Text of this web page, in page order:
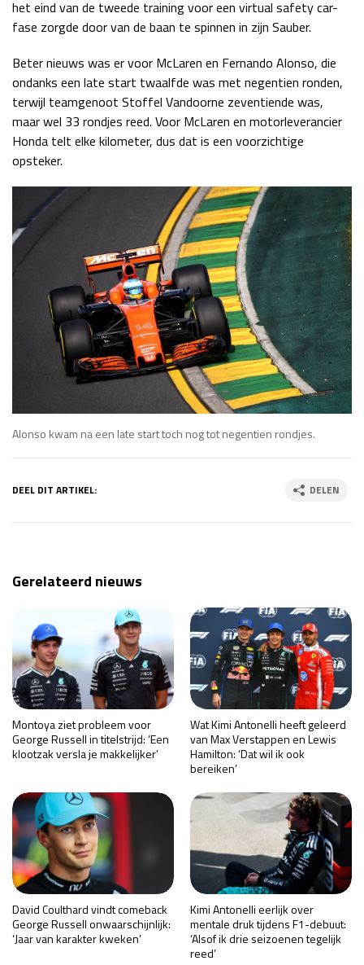
het eind van de tweede training voor een virtual safety car-
fase zorgde door van de baan te spinnen in zijn Sauber.
Beter nieuws was er voor McLaren en Fernando Alonso, die
ondanks een late start twaalfde was met negentien ronden,
terwijl teamgenoot Stoffel Vandoorne zeventiende was,
maar wel 33 rondjes reed. Voor McLaren en motorleverancier
Honda telt elke kilometer, dus dat is een voorzichtige
opsteker.
Alonso kwam na een late start toch nog tot negentien rondjes.
DEEL DIT ARTIKEL: DELEN
Gerelateerd nieuws
Montoya ziet probleem voor
George Russell in titelstrijd: ‘Een
klootzak versla je makkelijker’
Wat Kimi Antonelli heeft geleerd
van Max Verstappen en Lewis
Hamilton: ‘Dat wil ik ook
bereiken’
David Coulthard vindt comeback
George Russell onwaarschijnlijk:
‘Jaar van karakter kweken’
Kimi Antonelli eerlijk over
mentale druk tijdens F1-debuut:
‘Alsof ik drie seizoenen tegelijk
reed’